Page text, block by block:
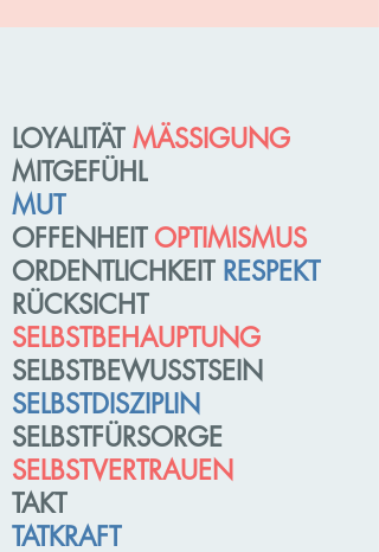
LOYALITÄT MÄSSIGUNG
MITGEFÜHL
MUT
OFFENHEIT OPTIMISMUS
ORDENTLICHKEIT RESPEKT
RÜCKSICHT
SELBSTBEHAUPTUNG
SELBSTBEWUSSTSEIN
SELBSTDISZIPLIN
SELBSTFÜRSORGE
SELBSTVERTRAUEN
TAKT
TATKRAFT